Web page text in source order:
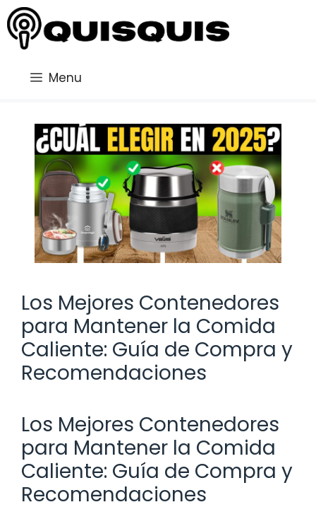
Saltar
al
contenido
Menu
Los Mejores Contenedores
para Mantener la Comida
Caliente: Guía de Compra y
Recomendaciones
Los Mejores Contenedores
para Mantener la Comida
Caliente: Guía de Compra y
Recomendaciones